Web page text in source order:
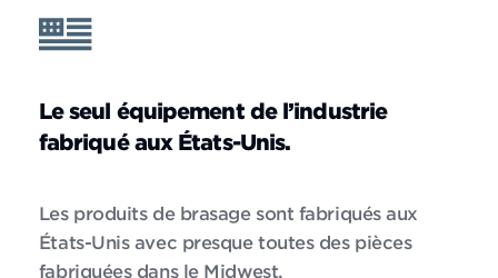
Le seul équipement de l’industrie
fabriqué aux États-Unis.
Les produits de brasage sont fabriqués aux
États-Unis avec presque toutes des pièces
fabriquées dans le Midwest.